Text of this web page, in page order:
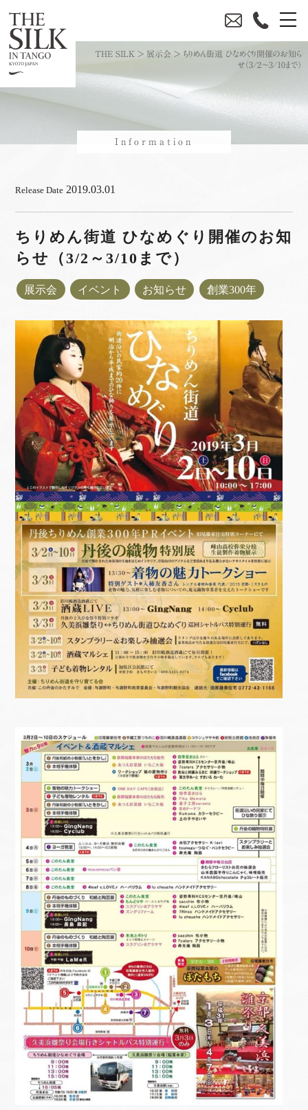
THE SILK > 展示会 > ちりめん街道 ひなめぐり開催のお知ら
せ（3/2～3/10まで）
Information
Release Date 2019.03.01
ちりめん街道 ひなめぐり開催のお知
らせ（3/2～3/10まで）
展示会 イベント お知らせ 創業300年